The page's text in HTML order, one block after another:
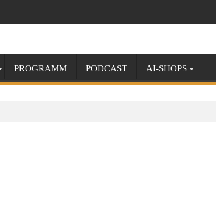
PROGRAMM PODCAST AI-SHOPS